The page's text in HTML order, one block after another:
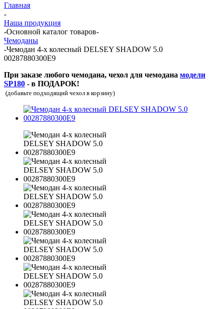
Главная
-
Наша продукция
-Основной каталог товаров-
Чемоданы
-Чемодан 4-х колесный DELSEY SHADOW 5.0
00287880300E9
При заказе любого чемодана, чехол для чемодана модели
SP180 - в ПОДАРОК!
(добавьте подходящий чехол в корзину)